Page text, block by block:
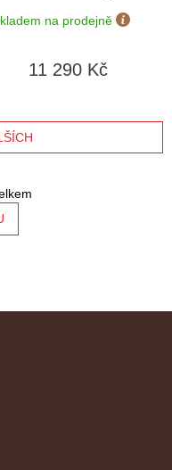
na prodejně
11 290 Kč